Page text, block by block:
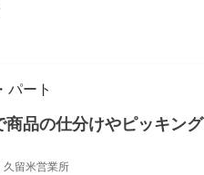
パート
商品の仕分けやピッキング
久留米営業所